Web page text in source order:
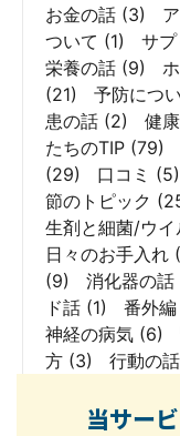
お金の話 (3)
ついて (1) サプ
栄養の話 (9)
(21)
予防につ
患の話 (2) 健
たちのTIP (79)
(29)
口コミ (5)
節のトピック
生剤と細菌/ウ
日々のお手入れ
(9)
消化器の話
ド話 (1) 番外編
神経の病気 (6)
方 (3) 行動の話
当サー